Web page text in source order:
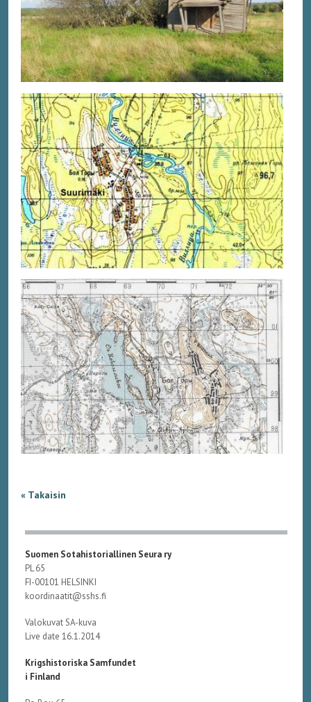
« Takaisin
Suomen Sotahistoriallinen Seura ry
PL 65
FI-00101 HELSINKI
koordinaatit@sshs.fi
Valokuvat SA-kuva
Live date 16.1.2014
Krigshistoriska Samfundet
i Finland